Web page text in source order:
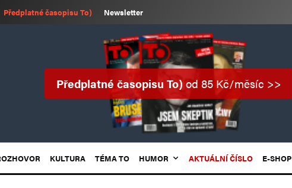
Předplatné časopisu To) Newsletter
Předplatné časopisu To)od 85 Kč/měsíc >>
KULTURA TÉMA TO HUMOR AKTUÁLNÍ ČÍSLO E-SHOP